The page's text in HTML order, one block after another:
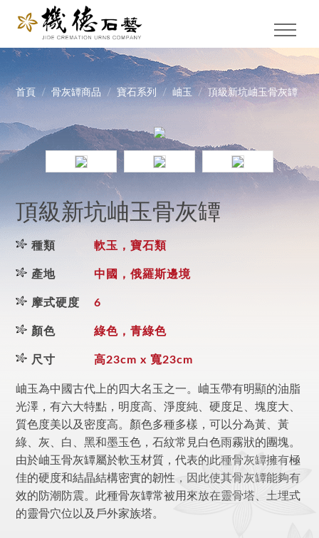
首頁 骨灰罈商品 寶石系列 岫玉 頂級新坑岫玉骨灰罈
頂級新坑岫玉骨灰罈
種類 軟玉，寶石類
產地 中國，俄羅斯邊境
摩式硬度 6
顏色 綠色，青綠色
尺寸 高23cm x 寬23cm
岫玉為中國古代上的四大名玉之一。岫玉帶有明顯的油脂
光澤，有六大特點，明度高、淨度純、硬度足、塊度大、
質色度美以及密度高。顏色多種多樣，可以分為黃、黃
綠、灰、白、黑和墨玉色，石紋常見白色雨霧狀的團塊。
由於岫玉骨灰罈屬於軟玉材質，代表的此種骨灰罈擁有極
佳的硬度和結晶結構密實的韌性，因此使其骨灰罈能夠有
效的防潮防震。此種骨灰罈常被用來放在靈骨塔、土埋式
的靈骨穴位以及戶外家族塔。